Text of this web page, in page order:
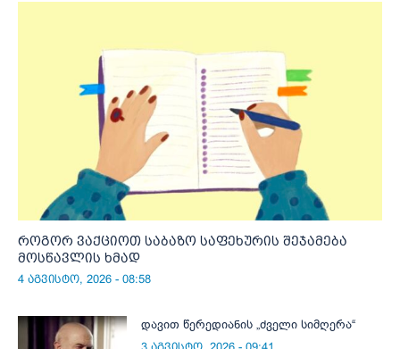
როგორ ვაქციოთ საბაზო საფეხურის შეჯამება
მოსწავლის ხმად
4 აგვისტო, 2026 - 08:58
დავით წერედიანის „ძველი სიმღერა“